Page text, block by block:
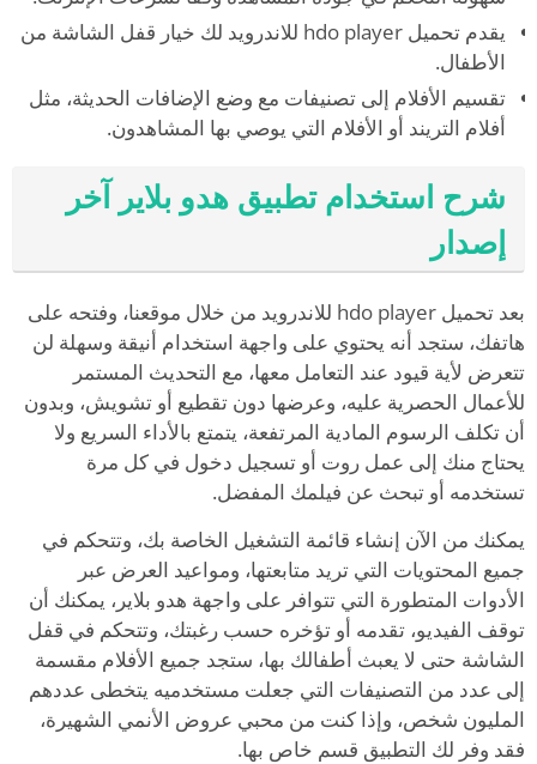
يقدم تحميل hdo player للاندرويد لك خيار قفل الشاشة من
الأطفال.
تقسيم الأفلام إلى تصنيفات مع وضع الإضافات الحديثة، مثل
أفلام التريند أو الأفلام التي يوصي بها المشاهدون.
شرح استخدام تطبيق هدو بلاير آخر
إصدار
بعد تحميل hdo player للاندرويد من خلال موقعنا، وفتحه على
هاتفك، ستجد أنه يحتوي على واجهة استخدام أنيقة وسهلة لن
تتعرض لأية قيود عند التعامل معها، مع التحديث المستمر
للأعمال الحصرية عليه، وعرضها دون تقطيع أو تشويش، وبدون
أن تكلف الرسوم المادية المرتفعة، يتمتع بالأداء السريع ولا
يحتاج منك إلى عمل روت أو تسجيل دخول في كل مرة
تستخدمه أو تبحث عن فيلمك المفضل.
يمكنك من الآن إنشاء قائمة التشغيل الخاصة بك، وتتحكم في
جميع المحتويات التي تريد متابعتها، ومواعيد العرض عبر
الأدوات المتطورة التي تتوافر على واجهة هدو بلاير، يمكنك أن
توقف الفيديو، تقدمه أو تؤخره حسب رغبتك، وتتحكم في قفل
الشاشة حتى لا يعبث أطفالك بها، ستجد جميع الأفلام مقسمة
إلى عدد من التصنيفات التي جعلت مستخدميه يتخطى عددهم
المليون شخص، وإذا كنت من محبي عروض الأنمي الشهيرة،
فقد وفر لك التطبيق قسم خاص بها.